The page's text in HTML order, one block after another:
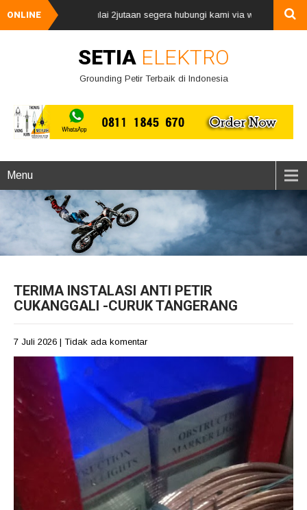
ONLINE
petir, harga mulai 2jutaan segera hubungi kami via whatsApp
SETIA ELEKTRO
Grounding Petir Terbaik di Indonesia
Menu
TERIMA INSTALASI ANTI PETIR
CUKANGGALI -CURUK TANGERANG
7 Juli 2026 | Tidak ada komentar